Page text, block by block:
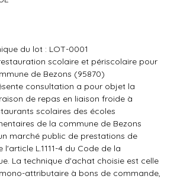
du lot : LOT-0001
scolaire et périscolaire pour
de Bezons (95870)
consultation a pour objet la
de repas en liaison froide à
scolaires des écoles
de la commune de Bezons
marché public de prestations de
L.1111-4 du Code de la
La technique d'achat choisie est celle
attributaire à bons de commande,